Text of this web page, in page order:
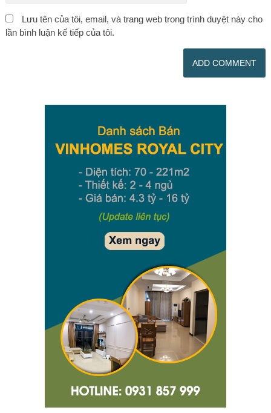
Lưu tên của tôi, email, và trang web trong trình duyệt này cho
lần bình luận kế tiếp của tôi.